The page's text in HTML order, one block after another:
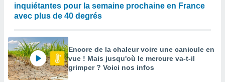
inquiétantes pour la semaine prochaine en France
avec plus de 40 degrés
Encore de la chaleur voire une canicule en
vue ! Mais jusqu'où le mercure va-t-il
grimper ? Voici nos infos